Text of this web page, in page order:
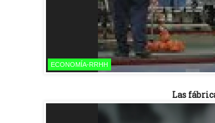
ECONOMÍA-RRHH
Las